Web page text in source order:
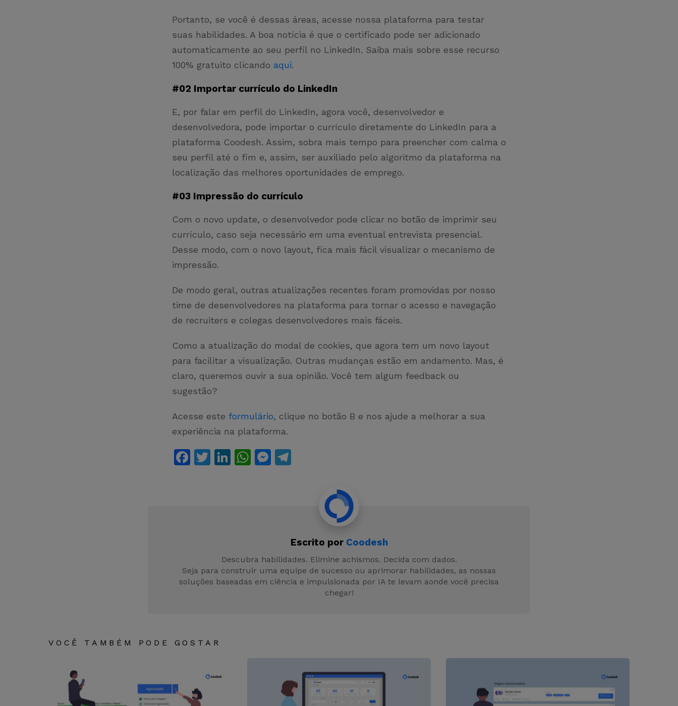
Portanto, se você é dessas áreas, acesse nossa plataforma para testar
suas habilidades. A boa notícia é que o certificado pode ser adicionado
automaticamente ao seu perfil no LinkedIn. Saiba mais sobre esse recurso
100% gratuito clicando aqui.
#02 Importar currículo do LinkedIn
E, por falar em perfil do LinkedIn, agora você, desenvolvedor e
desenvolvedora, pode importar o currículo diretamente do LinkedIn para a
plataforma Coodesh. Assim, sobra mais tempo para preencher com calma o
seu perfil até o fim e, assim, ser auxiliado pelo algoritmo da plataforma na
localização das melhores oportunidades de emprego.
#03 Impressão do currículo
Com o novo update, o desenvolvedor pode clicar no botão de imprimir seu
currículo, caso seja necessário em uma eventual entrevista presencial.
Desse modo, com o novo layout, fica mais fácil visualizar o mecanismo de
impressão.
De modo geral, outras atualizações recentes foram promovidas por nosso
time de desenvolvedores na plataforma para tornar o acesso e navegação
de recruiters e colegas desenvolvedores mais fáceis.
Como a atualização do modal de cookies, que agora tem um novo layout
para facilitar a visualização. Outras mudanças estão em andamento. Mas, é
claro, queremos ouvir a sua opinião. Você tem algum feedback ou
sugestão?
Acesse este formulário, clique no botão B e nos ajude a melhorar a sua
experiência na plataforma.
F
k
T
Li W
p
M
g
er
m
Escrito por Coodesh
Descubra habilidades. Elimine achismos. Decida com dados.
Seja para construir uma equipe de sucesso ou aprimorar habilidades, as nossas
soluções baseadas em ciência e impulsionada por IA te levam aonde você precisa
chegar!
VOCÊ TAMBÉM PODE GOSTAR